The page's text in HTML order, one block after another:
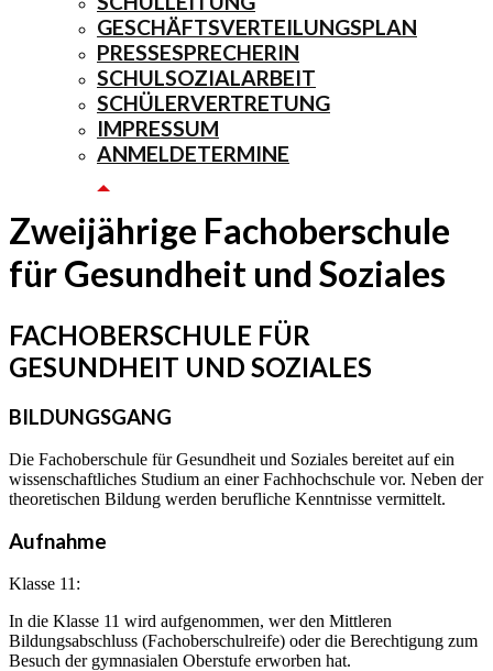
GESCHÄFTSVERTEILUNGSPLAN
PRESSESPRECHERIN
SCHULSOZIALARBEIT
SCHÜLERVERTRETUNG
IMPRESSUM
ANMELDETERMINE
Zweijährige Fachoberschule
für Gesundheit und Soziales
FACHOBERSCHULE FÜR
GESUNDHEIT UND SOZIALES
BILDUNGSGANG
Die Fachoberschule für Gesundheit und Soziales bereitet auf ein
wissenschaftliches Studium an einer Fachhochschule vor. Neben der
theoretischen Bildung werden berufliche Kenntnisse vermittelt.
Aufnahme
Klasse 11:
In die Klasse 11 wird aufgenommen, wer den Mittleren
Bildungsabschluss (Fachoberschulreife) oder die Berechtigung zum
Besuch der gymnasialen Oberstufe erworben hat.